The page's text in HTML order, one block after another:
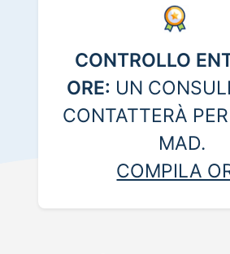
CONTROLLO
ORE: UN
CONTATTERÀ
MAD.
COMPILA